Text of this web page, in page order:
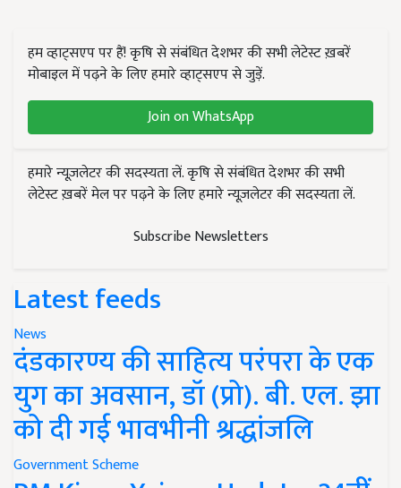
हम व्हाट्सएप पर हैं! कृषि से संबंधित देशभर की सभी लेटेस्ट ख़बरें
मोबाइल में पढ़ने के लिए हमारे व्हाट्सएप से जुड़ें.
Join on WhatsApp
हमारे न्यूज़लेटर की सदस्यता लें. कृषि से संबंधित देशभर की सभी
लेटेस्ट ख़बरें मेल पर पढ़ने के लिए हमारे न्यूज़लेटर की सदस्यता लें.
Subscribe Newsletters
Latest feeds
News
दंडकारण्य की साहित्य परंपरा के एक
युग का अवसान, डॉ (प्रो). बी. एल. झा
को दी गई भावभीनी श्रद्धांजलि
Government Scheme